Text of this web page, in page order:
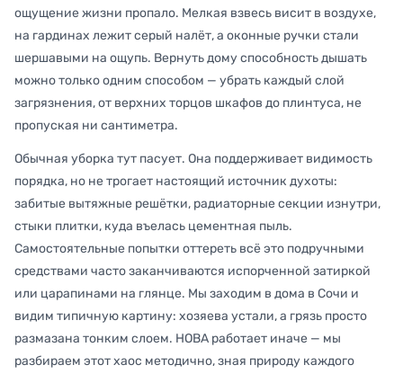
ощущение жизни пропало. Мелкая взвесь висит в воздухе,
на гардинах лежит серый налёт, а оконные ручки стали
шершавыми на ощупь. Вернуть дому способность дышать
можно только одним способом — убрать каждый слой
загрязнения, от верхних торцов шкафов до плинтуса, не
пропуская ни сантиметра.
Обычная уборка тут пасует. Она поддерживает видимость
порядка, но не трогает настоящий источник духоты:
забитые вытяжные решётки, радиаторные секции изнутри,
стыки плитки, куда въелась цементная пыль.
Самостоятельные попытки оттереть всё это подручными
средствами часто заканчиваются испорченной затиркой
или царапинами на глянце. Мы заходим в дома в Сочи и
видим типичную картину: хозяева устали, а грязь просто
размазана тонким слоем. НОВА работает иначе — мы
разбираем этот хаос методично, зная природу каждого